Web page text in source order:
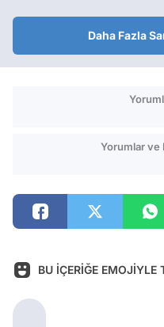
Daha Fazla
Yorumlar ve
BU İÇERİĞE EMOJİYLE